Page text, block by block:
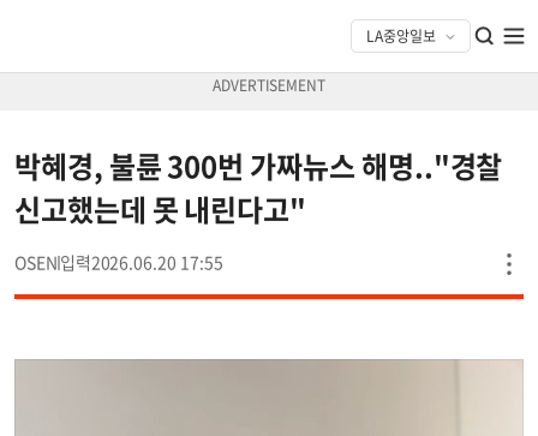
박혜경, 불륜 300번 가짜뉴스 해명.."경찰
신고했는데 못 내린다고"
OSEN 2026.06.20 17:55